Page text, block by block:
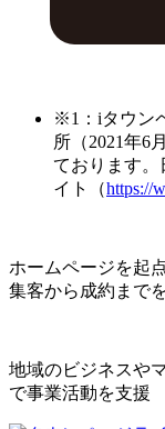
※1：iタウン
所（2021年6
ております。
イト（https://
ホームページを起
集客から成約まで
地域のビジネスや
で事業活動を支援